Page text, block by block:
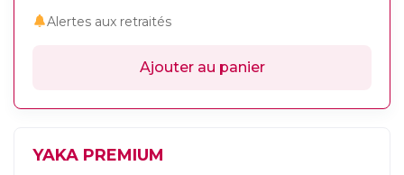
Alertes aux retraités
Ajouter au panier
YAKA PREMIUM